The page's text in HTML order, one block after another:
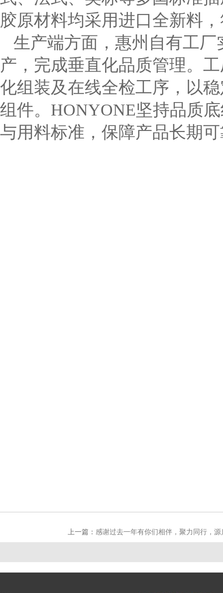
胶原材料均采用进口全新料
生产端方面，惠州自有工厂
产，完成垂直化品质管理。
化组装及在线全检工序，以
组件。HONYONE坚持品质
与用料标准，保障产品长期
上一篇： 感谢过去一年有你们相伴，聚力同行，